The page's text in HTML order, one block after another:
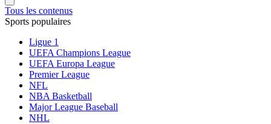
Tous les contenus
Sports populaires
Ligue 1
UEFA Champions League
UEFA Europa League
Premier League
NFL
NBA Basketball
Major League Baseball
NHL